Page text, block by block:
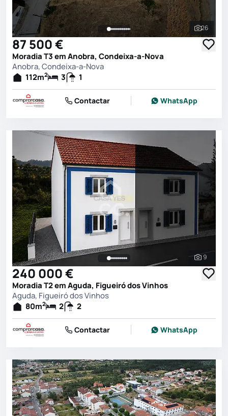
Ver
26
87 500 €
Moradia T3 em Anobra, Condeixa-a-Nova
Anobra, Condeixa-a-Nova
112m2 3 1
Contactar WhatsApp
Ver
9
240 000 €
Moradia T2 em Aguda, Figueiró dos Vinhos
Aguda, Figueiró dos Vinhos
80m2 2 2
Contactar WhatsApp